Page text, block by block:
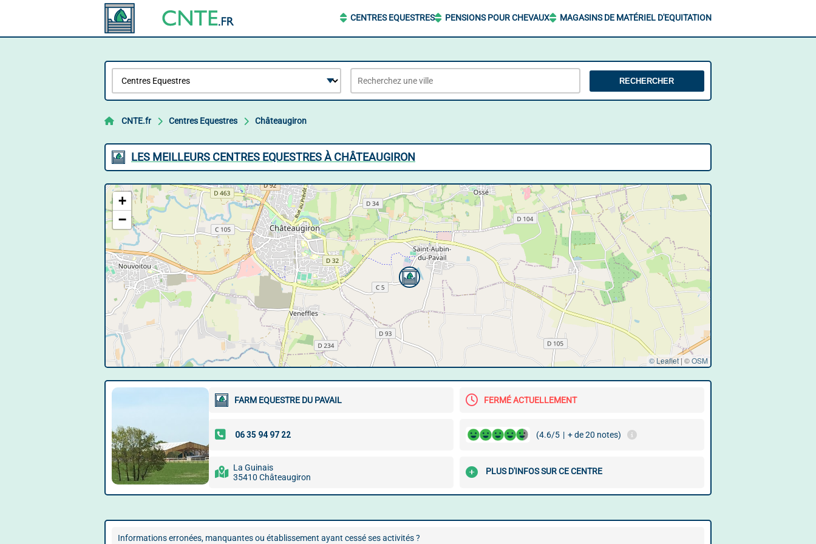
CENTRES EQUESTRES PENSIONS POUR CHEVAUX MAGASINS DE MATÉRIEL D'EQUITATION
RECHERCHER
CNTE.fr Centres Equestres Châteaugiron
LES MEILLEURS CENTRES EQUESTRES À CHÂTEAUGIRON
+
−
© Leaflet | ©OSM
FARM EQUESTRE DU PAVAIL FERMÉ ACTUELLEMENT
(4.6/5 | + de 20 notes)
La Guinais
35410 Châteaugiron
PLUS D'INFOS SUR CE CENTRE
Informations erronées, manquantes ou établissement ayant cessé ses activités ?